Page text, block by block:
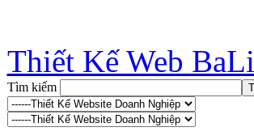
Thiết Kế Web BaLi
Tìm kiếm